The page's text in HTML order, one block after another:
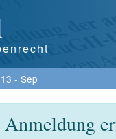
- Sep
Anmeldung